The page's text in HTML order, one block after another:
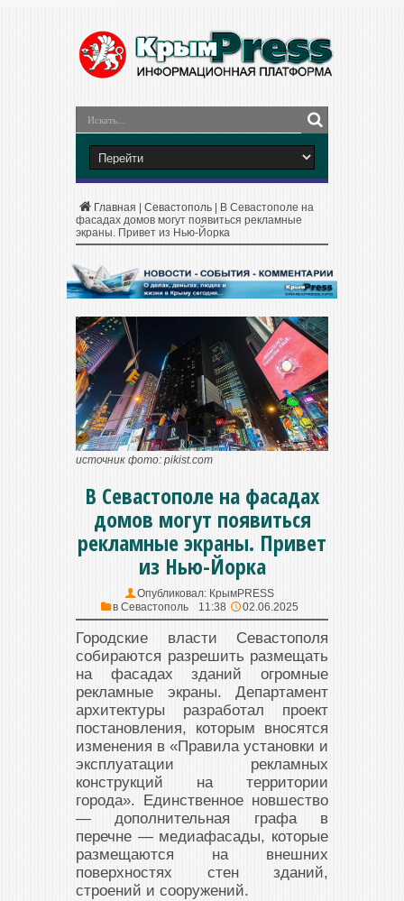
Главная Севастополь
В Севастополе на
фасадах домов могут появиться рекламные
экраны. Привет из Нью-Йорка
источник фото: pikist.com
В Севастополе на фасадах
домов могут появиться
рекламные экраны. Привет
из Нью-Йорка
Опубликовал: КрымPRESS
в Севастополь 11:38 02.06.2025
Городские власти Севастополя
собираются разрешить размещать
на фасадах зданий огромные
рекламные экраны. Департамент
архитектуры разработал проект
постановления, которым вносятся
изменения в «Правила установки и
эксплуатации рекламных
конструкций на территории
города». Единственное новшество
— дополнительная графа в
перечне — медиафасады, которые
размещаются на внешних
поверхностях стен зданий,
строений и сооружений.